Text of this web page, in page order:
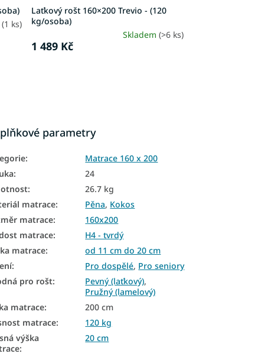
(1 ks)
Laťkový rošt 160×200 Trevio - (120
kg/osoba)
Skladem (>6 ks)
1 489 Kč
parametry
:
Matrace 160 x 200
:
24
:
26.7 kg
matrace: Pěna, Kokos
matrace:
160x200
matrace:
H4 - tvrdý
matrace:
od 11 cm do 20 cm
: Pro dospělé, Pro seniory
pro rošt: Pevný (laťkový),
Pružný (lamelový)
matrace:
200 cm
matrace:
120 kg
výška
:
20 cm